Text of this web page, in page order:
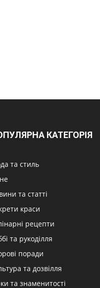
КАТЕГОРІЯ
та стиль
та статті
краси
рецепти
та рукоділля
поради
та дозвілля
та знаменитості